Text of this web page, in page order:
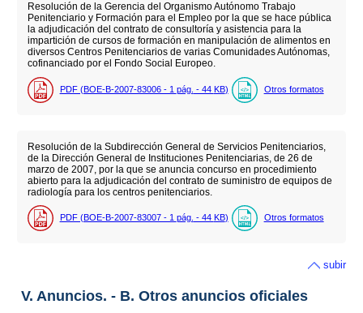
Resolución de la Gerencia del Organismo Autónomo Trabajo
Penitenciario y Formación para el Empleo por la que se hace pública
la adjudicación del contrato de consultoría y asistencia para la
impartición de cursos de formación en manipulación de alimentos en
diversos Centros Penitenciarios de varias Comunidades Autónomas,
cofinanciado por el Fondo Social Europeo.
PDF (BOE-B-2007-83006 - 1 pág. - 44 KB) Otros formatos
Resolución de la Subdirección General de Servicios Penitenciarios,
de la Dirección General de Instituciones Penitenciarias, de 26 de
marzo de 2007, por la que se anuncia concurso en procedimiento
abierto para la adjudicación del contrato de suministro de equipos de
radiología para los centros penitenciarios.
PDF (BOE-B-2007-83007 - 1 pág. - 44 KB) Otros formatos
subir
V. Anuncios. - B. Otros anuncios oficiales